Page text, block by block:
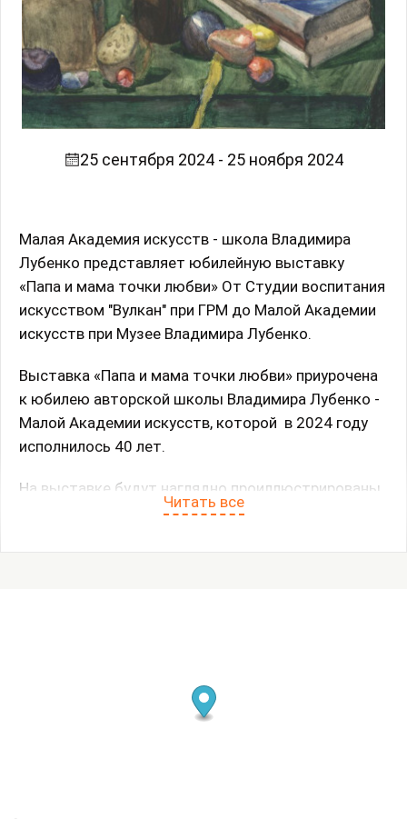
25 сентября 2024 - 25 ноября 2024
Малая Академия искусств - школа Владимира
Лубенко представляет юбилейную выставку
«Папа и мама точки любви» От Студии воспитания
искусством "Вулкан" при ГРМ до Малой Академии
искусств при Музее Владимира Лубенко.
Выставка «Папа и мама точки любви» приурочена
к юбилею авторской школы Владимира Лубенко -
Малой Академии искусств, которой в 2024 году
исполнилось 40 лет.
На выставке будут наглядно проиллюстрированы
принципы авторской педагогической системы
Читать все